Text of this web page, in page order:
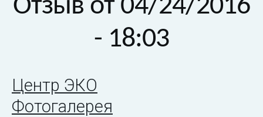
Отзыв от 04/24/2016
- 18:03
Центр ЭКО
Фотогалерея